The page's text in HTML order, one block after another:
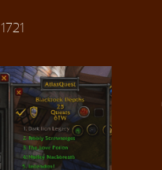
1721